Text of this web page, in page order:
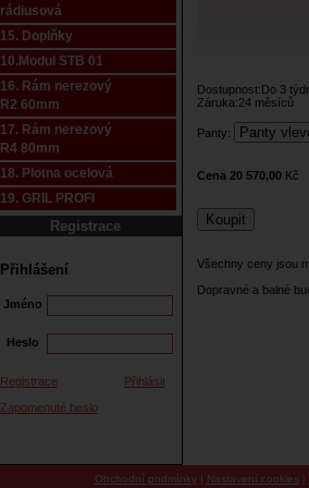
rádiusová
15. Doplňky
10.Modul STB 01
16. Rám nerezový
R2 60mm
17. Rám nerezový
R4 80mm
18. Plotna ocelová
19. GRIL PROFI
Registrace
Přihlášení
Jméno
Heslo
Registrace
Přihlásit
Zapomenuté heslo
Dostupnost:Do 3
Záruka:24 měsíců
Panty:
Cena 20 570,00 Kč
Všechny ceny jsou
Dopravné a balné
Obchodní podmínky| Nastavení cookies |